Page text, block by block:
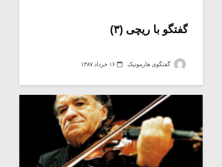
گفتگو با ریچی (۳)
گفتگوی هارمونیک ۱۶ خرداد ۱۳۸۷